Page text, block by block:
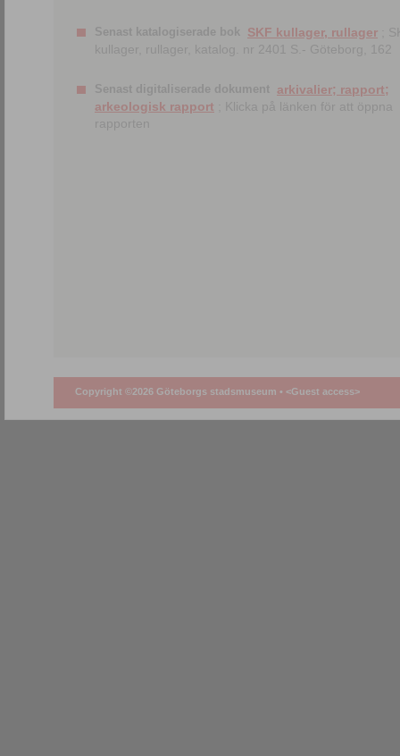
Senast katalogiserade bok SKF kullager, rullager ;
kullager, rullager, katalog. nr 2401 S.- Göteborg, 162
Senast digitaliserade dokument arkivalier; rapport;
arkeologisk rapport ; Klicka på länken för att öppna
rapporten
Copyright ©2026 Göteborgs stadsmuseum • <Guest access>